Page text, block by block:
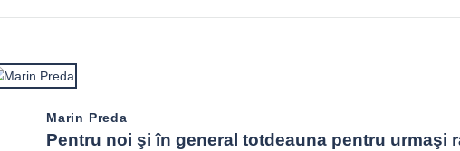
Marin Preda
Pentru noi şi în general totdeauna pentru urmaşi